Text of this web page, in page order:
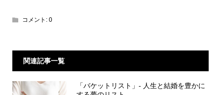
コメント: 0
関連記事一覧
「バケットリスト」- 人生と結婚を豊かに